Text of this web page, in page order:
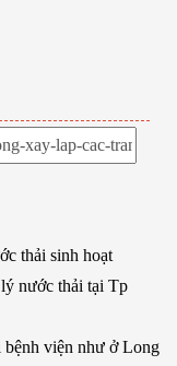
thải sinh hoạt
nước thải tại Tp
viện như ở Long